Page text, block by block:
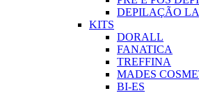
DEPILAÇÃO
KITS
DORALL
FANATICA
TREFFINA
MADES
BI-ES